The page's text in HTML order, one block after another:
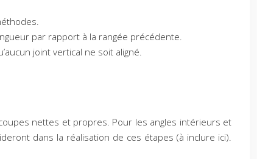
par rapport à la rangée précédente.
joint vertical ne soit aligné.
nettes et propres. Pour les angles intérieurs et
dans la réalisation de ces étapes (à inclure ici).